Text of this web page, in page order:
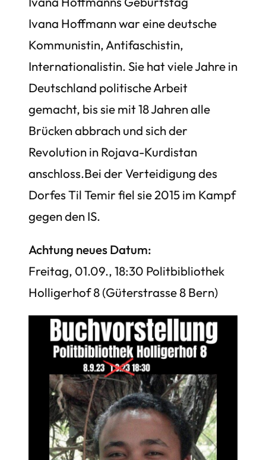
Ivana Hoffmann war eine deutsche
Kommunistin, Antifaschistin,
Internationalistin. Sie hat viele Jahre in
Deutschland politische Arbeit
gemacht, bis sie mit 18 Jahren alle
Brücken abbrach und sich der
Revolution in Rojava-Kurdistan
anschloss.Bei der Verteidigung des
Dorfes Til Temir fiel sie 2015 im Kampf
gegen den IS.
Achtung neues Datum:
Freitag, 01.09., 18:30 Politbibliothek
Holligerhof 8 (Güterstrasse 8 Bern)